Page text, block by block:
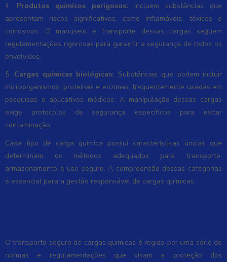
4. Produtos químicos perigosos: Incluem substâncias que
apresentam riscos significativos, como inflamáveis, tóxicos e
corrosivos. O manuseio e transporte dessas cargas seguem
regulamentações rigorosas para garantir a segurança de todos os
envolvidos.
5. Cargas químicas biológicas: Substâncias que podem incluir
microorganismos, proteínas e enzimas, frequentemente usadas em
pesquisas e aplicativos médicos. A manipulação dessas cargas
exige protocolos de segurança específicos para evitar
contaminação.
Cada tipo de carga química possui características únicas que
determinam os métodos adequados para transporte,
armazenamento e uso seguro. A compreensão dessas categorias
é essencial para a gestão responsável de cargas químicas.
O transporte seguro de cargas químicas é regido por uma série de
normas e regulamentações que visam a proteção dos